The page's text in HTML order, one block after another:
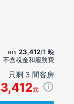
23,412/1 晚
不含稅金和服務費
只剩 3 間客房
元